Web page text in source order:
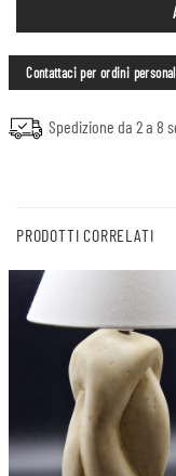
Contattaci per ordini
Spedizione da 2 a 8
PRODOTTI CORRELATI